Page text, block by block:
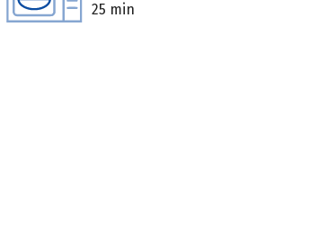
25 min